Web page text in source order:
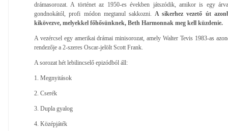
drámasorozat. A történet az 1950-es években játszódik, amikor is egy
gondnokától, profi módon megtanul sakkozni.
A sikerhez vezető út
kikövezve, melyekkel főhősünknek, Beth Harmonnak meg kell küzdenie.
A vezércsel egy amerikai drámai minisorozat, amely Walter Tevis 1983-as
rendezője a 2-szeres Oscar-jelölt Scott Frank.
A sorozat hét lebilincselő epizódból áll:
1. Megnyitások
2. Cserék
3. Dupla gyalog
4. Középjáték